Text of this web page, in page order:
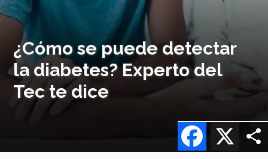
¿Cómo se puede detectar
la diabetes? Experto del
Tec te dice
X
Facebook